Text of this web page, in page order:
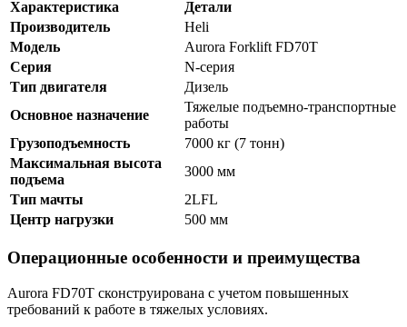
Характеристика
Детали
Производитель
Heli
Модель
Aurora Forklift FD70T
Серия
N-серия
Тип двигателя
Дизель
Основное назначение
Тяжелые подъемно-транспортные
работы
Грузоподъемность
7000 кг (7 тонн)
Максимальная высота
подъема
3000 мм
Тип мачты
2LFL
Центр нагрузки
500 мм
Операционные особенности и преимущества
Aurora FD70T сконструирована с учетом повышенных
требований к работе в тяжелых условиях.